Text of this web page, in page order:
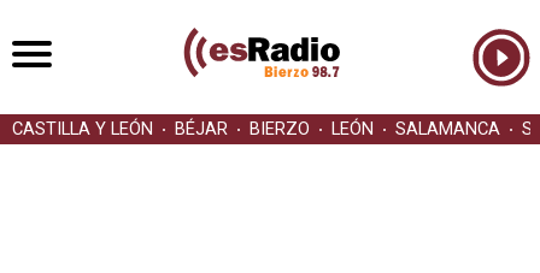
CASTILLA Y LEÓN BÉJAR BIERZO LEÓN SALAMANCA